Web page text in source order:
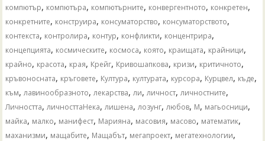
компютър, компютъра, компютърните, конвергентното, конкретен,
конкретните, конструира, консуматорство, консуматорството,
контекста, контролира, контур, конфликти, концентрира,
концепцията, космическите, космоса, която, краищата, крайници,
крайно, красота, края, Крейг, Кривошапкова, кризи, критичното,
кръвоносната, кръговете, Култура, културата, курсора, Курцвел, къде,
към,лавинообразното,лекарства,ли,личност,личностните,
Личността,личносттаНека,лишена,лозунг,любов, М, магьосници,
майка, малко, манифест, Марияна, масовия, масово, математик,
маханизми, мащабите, Мащабът, мегапроект, мегатехнологии,